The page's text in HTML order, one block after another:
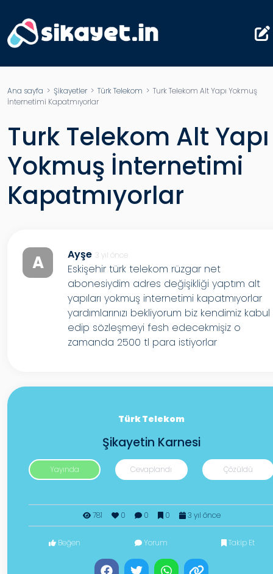
Ana sayfa > Şikayetler> Türk Telekom > Turk Telekom Alt Yapı Yokmuş
İnternetimi Kapatmıyorlar
Turk Telekom Alt Yapı
Yokmuş İnternetimi
Kapatmıyorlar
A Ayşe 3 yıl önce
Eskişehir türk telekom rüzgar net
abonesiydim adres değişikliği yaptım alt
yapıları yokmuş internetimi kapatmıyorlar
yardımlarınızı bekliyorum biz kendimiz kabul
edip sözleşmeyi fesh edecekmişiz o
zamanda 2500 tl para istiyorlar
Türk Telekom
Şikayetin Karnesi
Yayında Cevaplandı Çözüldü
781 0 0 0 3 yıl önce
Beğen Yorum Takip Et